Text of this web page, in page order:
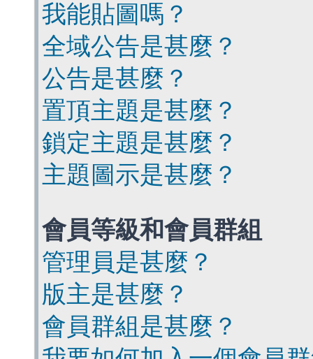
我能貼圖嗎？
全域公告是甚麼？
公告是甚麼？
置頂主題是甚麼？
鎖定主題是甚麼？
主題圖示是甚麼？
會員等級和會員群組
管理員是甚麼？
版主是甚麼？
會員群組是甚麼？